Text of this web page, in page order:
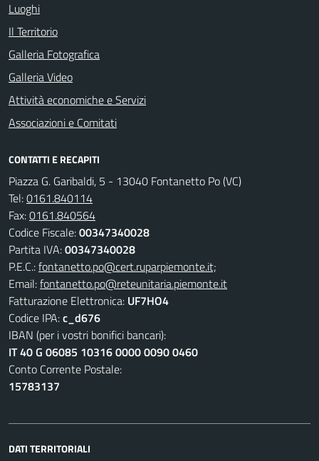
Luoghi
Il Territorio
Galleria Fotografica
Galleria Video
Attività economiche e Servizi
Associazioni e Comitati
CONTATTI E RECAPITI
Piazza G. Garibaldi, 5 - 13040 Fontanetto Po (VC)
Tel:0161.840114
Fax:0161.840564
Codice Fiscale:00347340028
Partita IVA:00347340028
P.E.C.:fontanetto.po@cert.ruparpiemonte.it;
Email:fontanetto.po@reteunitaria.piemonte.it
Fatturazione Elettronica: UF7HO4
Codice IPA:c_d676
IBAN (per i vostri bonifici bancari):
IT 40 G 06085 10316 0000 0090 0460
Conto Corrente Postale:
15783137
DATI TERRITORIALI